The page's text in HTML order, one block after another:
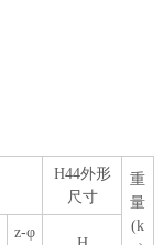
H44外形
尺寸
重
量
(k
z-φ